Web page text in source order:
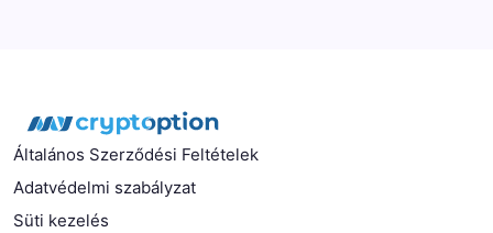
Általános Szerződési Feltételek
Adatvédelmi szabályzat
Süti kezelés